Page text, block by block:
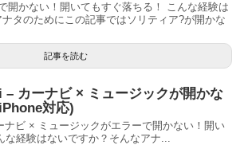
開かない！開いてもすぐ落ちる！ こんな経験は
タのためにこの記事ではソリティア?が開かな
記事を読む
カーナビ × ミュージックが開かな
対応)
ナビ × ミュージックがエラーで開かない！開い
経験はないですか？そんなアナ...